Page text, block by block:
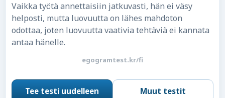
Vaikka työtä annettaisiin jatkuvasti, hän ei väsy
helposti, mutta luovuutta on lähes mahdoton
odottaa, joten luovuutta vaativia tehtäviä ei kannata
antaa hänelle.
egogramtest.kr/fi
Tee testi uudelleen Muut testit